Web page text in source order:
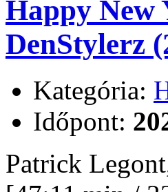
Happy New
DenStylerz
Kategória:
Időpont:
Patrick